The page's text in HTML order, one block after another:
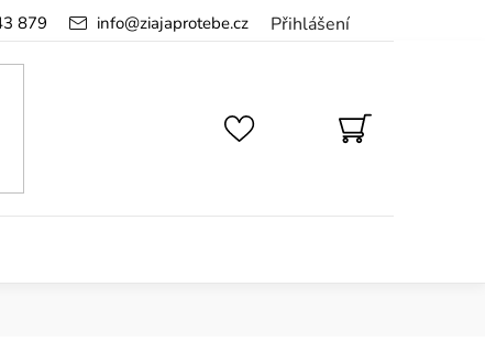
Přihlášení
info@ziajaprotebe.cz
879
NÁKUPNÍ
KOŠÍK